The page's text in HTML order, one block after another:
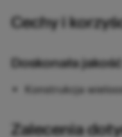
Cechy i
Doskonała
Konstrukcja
Zalecenia